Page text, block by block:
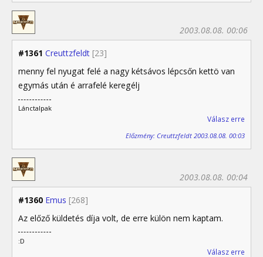
#1361 Creuttzfeldt [23]
2003.08.08. 00:06
menny fel nyugat felé a nagy kétsávos lépcsőn kettö van
egymás után é arrafelé keregélj
Lánctalpak
Válasz erre
Előzmény: Creuttzfeldt 2003.08.08. 00:03
#1360 Emus [268]
2003.08.08. 00:04
Az előző küldetés díja volt, de erre külön nem kaptam.
:D
Válasz erre